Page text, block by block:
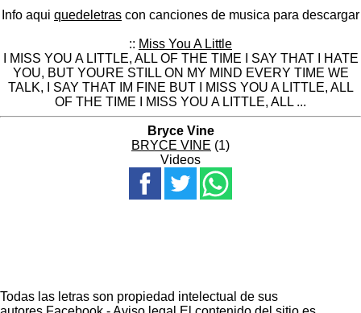
Info aqui quedeletras con canciones de musica para descargar
:: Miss You A Little
I MISS YOU A LITTLE, ALL OF THE TIME I SAY THAT I HATE
YOU, BUT YOURE STILL ON MY MIND EVERY TIME WE
TALK, I SAY THAT IM FINE BUT I MISS YOU A LITTLE, ALL
OF THE TIME I MISS YOU A LITTLE, ALL ...
Bryce Vine
BRYCE VINE (1)
Videos
Todas las letras son propiedad intelectual de sus